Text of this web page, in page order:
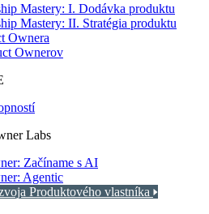
Mastery: I. Dodávka produktu
Mastery: II. Stratégia produktu
Ownera
Ownerov
Labs
Začíname s AI
Agentic
Produktového vlastníka